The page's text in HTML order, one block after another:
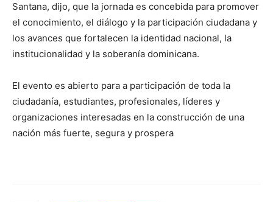
Santana, dijo, que la jornada es concebida para promover
el conocimiento, el diálogo y la participación ciudadana y
los avances que fortalecen la identidad nacional, la
institucionalidad y la soberanía dominicana.
El evento es abierto para a participación de toda la
ciudadanía, estudiantes, profesionales, líderes y
organizaciones interesadas en la construcción de una
nación más fuerte, segura y prospera